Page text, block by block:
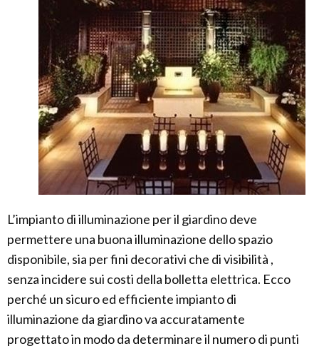
L’impianto di illuminazione per il giardino deve
permettere una buona illuminazione dello spazio
disponibile, sia per fini decorativi che di visibilità ,
senza incidere sui costi della bolletta elettrica. Ecco
perché un sicuro ed efficiente impianto di
illuminazione da giardino va accuratamente
progettato in modo da determinare il numero di punti